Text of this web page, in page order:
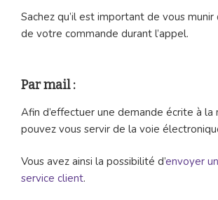
Sachez qu’il est important de vous
de votre commande durant l’appel.
Par mail :
Afin d’effectuer une demande écrite à la
pouvez vous servir de la voie
Vous avez ainsi la possibilité d’envoyer
service client.